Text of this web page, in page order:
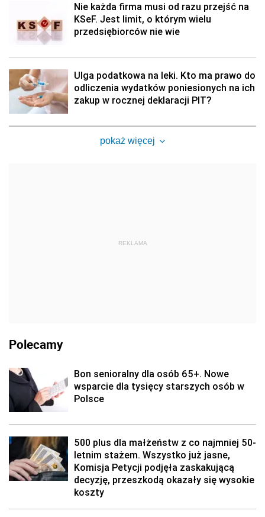
Nie każda firma musi od razu przejść na
KSeF. Jest limit, o którym wielu
przedsiębiorców nie wie
Ulga podatkowa na leki. Kto ma prawo do
odliczenia wydatków poniesionych na ich
zakup w rocznej deklaracji PIT?
pokaż więcej
REKLAMA
Polecamy
Bon senioralny dla osób 65+. Nowe
wsparcie dla tysięcy starszych osób w
Polsce
500 plus dla małżeństw z co najmniej 50-
letnim stażem. Wszystko już jasne,
Komisja Petycji podjęła zaskakującą
decyzję, przeszkodą okazały się wysokie
koszty